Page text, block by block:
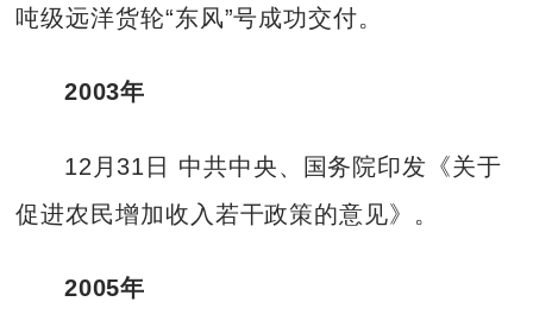
吨级远洋货轮“东风”号成功交付。
2003年
12月31日 中共中央、国务院印发《关于
促进农民增加收入若干政策的意见》。
2005年